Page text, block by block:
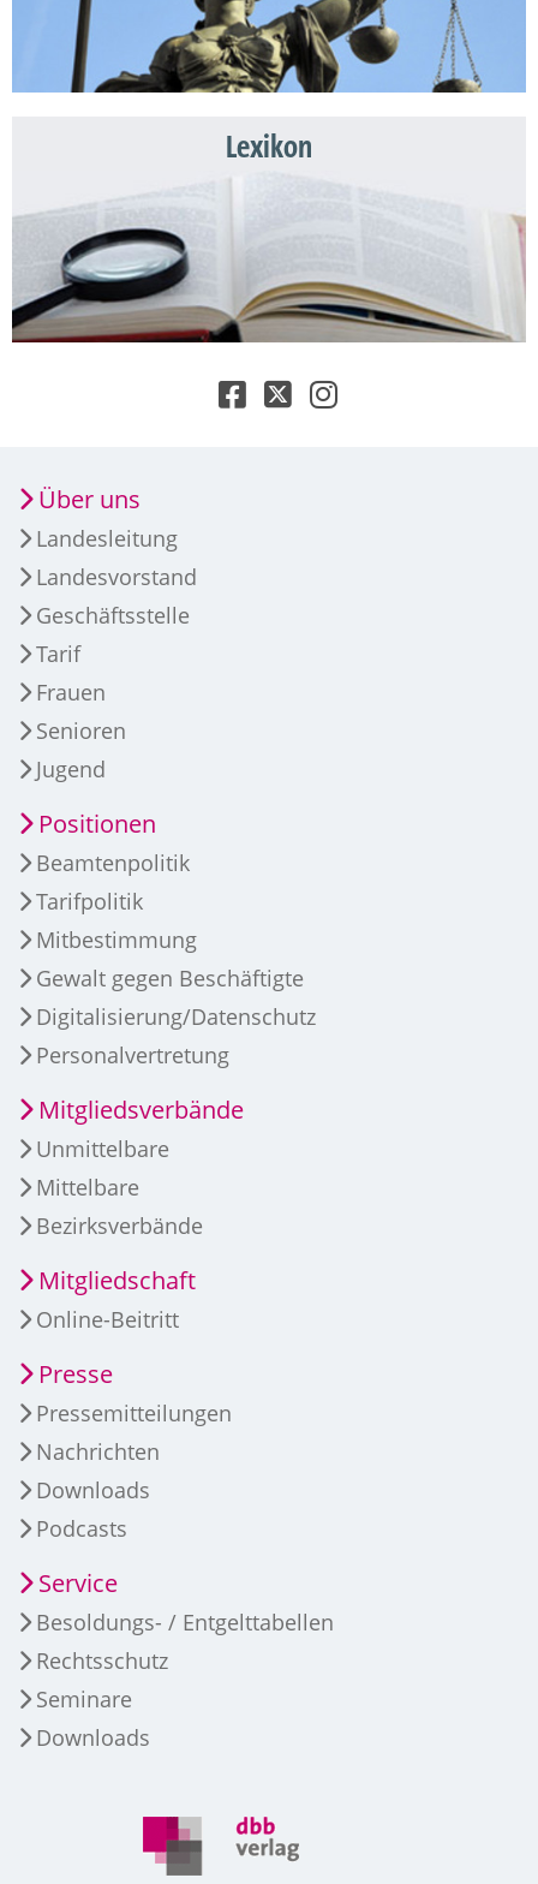
Lexikon
Über uns
Landesleitung
Landesvorstand
Geschäftsstelle
Tarif
Frauen
Senioren
Jugend
Positionen
Beamtenpolitik
Tarifpolitik
Mitbestimmung
Gewalt gegen Beschäftigte
Digitalisierung/Datenschutz
Personalvertretung
Mitgliedsverbände
Unmittelbare
Mittelbare
Bezirksverbände
Mitgliedschaft
Online-Beitritt
Presse
Pressemitteilungen
Nachrichten
Downloads
Podcasts
Service
Besoldungs- / Entgelttabellen
Rechtsschutz
Seminare
Downloads